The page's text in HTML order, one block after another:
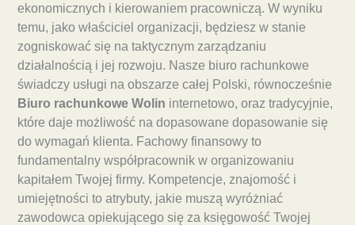
ekonomicznych i kierowaniem pracowniczą. W wyniku
temu, jako właściciel organizacji, będziesz w stanie
zogniskować się na taktycznym zarządzaniu
działalnością i jej rozwoju. Nasze biuro rachunkowe
świadczy usługi na obszarze całej Polski, równocześnie
Biuro rachunkowe Wolin internetowo, oraz tradycyjnie,
które daje możliwość na dopasowane dopasowanie się
do wymagań klienta. Fachowy finansowy to
fundamentalny współpracownik w organizowaniu
kapitałem Twojej firmy. Kompetencje, znajomość i
umiejętności to atrybuty, jakie muszą wyróżniać
zawodowca opiekującego się za księgowość Twojej